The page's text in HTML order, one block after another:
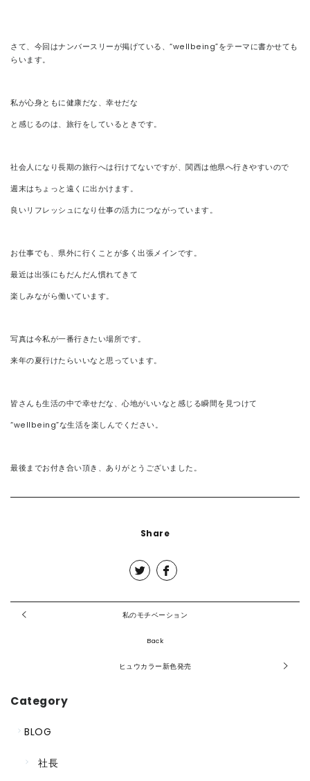
さて、今回はナンバースリーが掲げている、“wellbeing”をテーマに書かせても
らいます。
私が心身ともに健康だな、幸せだな
と感じるのは、旅行をしているときです。
社会人になり長期の旅行へは行けてないですが、関西は他県へ行きやすいので
週末はちょっと遠くに出かけます。
良いリフレッシュになり仕事の活力につながっています。
お仕事でも、県外に行くことが多く出張メインです。
最近は出張にもだんだん慣れてきて
楽しみながら働いています。
写真は今私が一番行きたい場所です。
来年の夏行けたらいいなと思っています。
皆さんも生活の中で幸せだな、心地がいいなと感じる瞬間を見つけて
“wellbeing”な生活を楽しんでください。
最後までお付き合い頂き、ありがとうございました。
Share
私のモチベーション
Back
ヒュウカラー新色発売
Category
BLOG
社長